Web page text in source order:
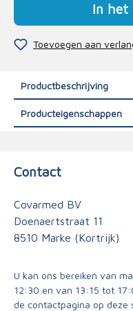
In het
Toevoegen aan
Productbeschrijving
Producteigenschappen
Contact
Covarmed BV
Doenaertstraat 11
8510 Marke (Kortrijk)
U kan ons bereiken van
12:30 en van 13:15 tot
de contactpagina op deze